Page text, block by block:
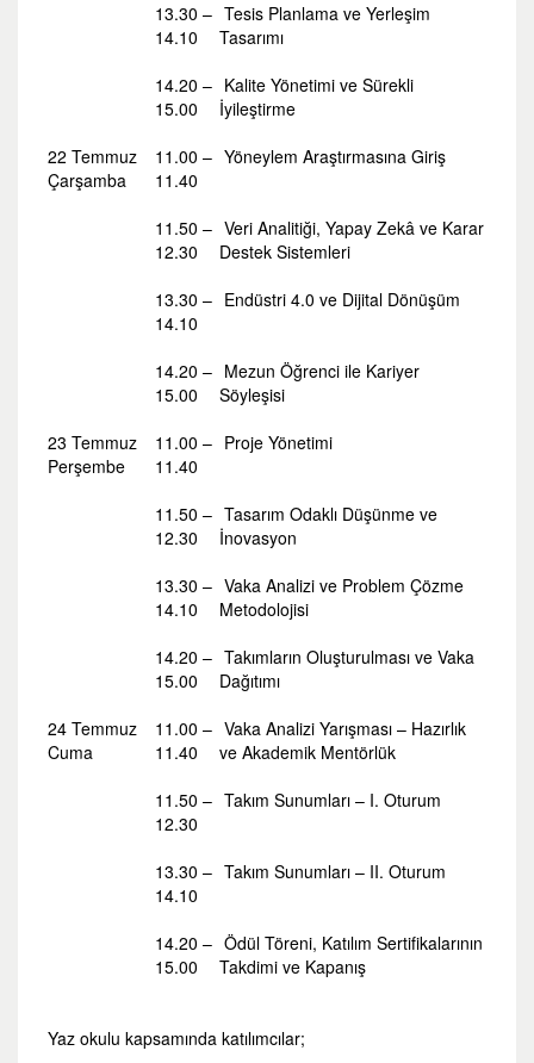
13.30 –
14.10
Tesis Planlama ve Yerleşim
Tasarımı
14.20 –
15.00
Kalite Yönetimi ve Sürekli
İyileştirme
22 Temmuz
Çarşamba
11.00 –
11.40
Yöneylem Araştırmasına Giriş
11.50 –
12.30
Veri Analitiği, Yapay Zekâ ve Karar
Destek Sistemleri
13.30 –
14.10
Endüstri 4.0 ve Dijital Dönüşüm
14.20 –
15.00
Mezun Öğrenci ile Kariyer
Söyleşisi
23 Temmuz
Perşembe
11.00 –
11.40
Proje Yönetimi
11.50 –
12.30
Tasarım Odaklı Düşünme ve
İnovasyon
13.30 –
14.10
Vaka Analizi ve Problem Çözme
Metodolojisi
14.20 –
15.00
Takımların Oluşturulması ve Vaka
Dağıtımı
24 Temmuz
Cuma
11.00 –
11.40
Vaka Analizi Yarışması – Hazırlık
ve Akademik Mentörlük
11.50 –
12.30
Takım Sunumları – I. Oturum
13.30 –
14.10
Takım Sunumları – II. Oturum
14.20 –
15.00
Ödül Töreni, Katılım Sertifikalarının
Takdimi ve Kapanış
Yaz okulu kapsamında katılımcılar;